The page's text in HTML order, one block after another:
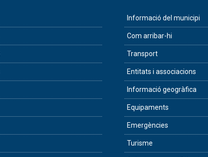
Informació del municipi
Com arribar-hi
Transport
Entitats i associacions
Informació geogràfica
Equipaments
Emergències
Turisme